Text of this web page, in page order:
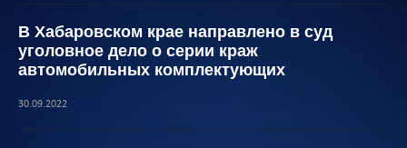
В Хабаровском крае направлено в суд
уголовное дело о серии краж
автомобильных комплектующих
30.09.2022